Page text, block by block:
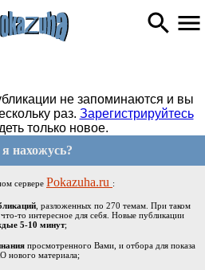
не запоминаются и вы
раз. Зарегистрируйтесь
только новое.
я нахожусь?
сервере Pokazuha.ru :
, разложенных по 270 темам. При таком
то интересное для себя. Новые публикации
5-10 минут;
просмотренного Вами, и отбора для показа
нового материала;